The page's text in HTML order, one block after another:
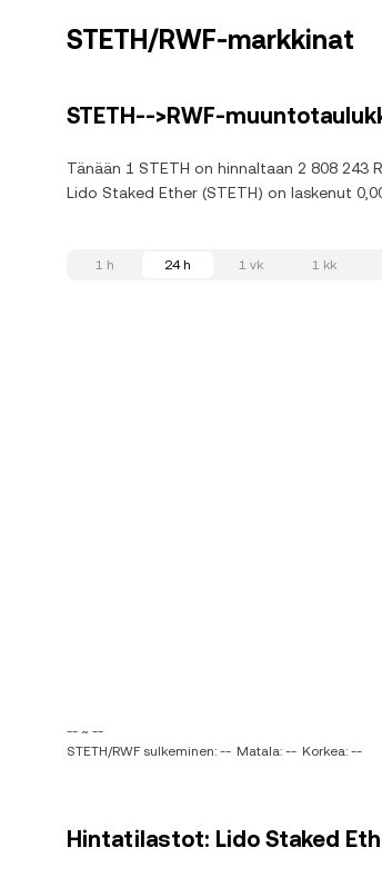
STETH/RWF-markkinat
STETH-->RWF-
Tänään 1 STETH on hinnaltaan 2 808 243
Lido Staked Ether (STETH) on laskenut
1 h 24 h 1 vk 1 kk
-- ~ --
STETH/RWF sulkeminen: -- Matala: -- Korkea: --
Hintatilastot: Lido Staked